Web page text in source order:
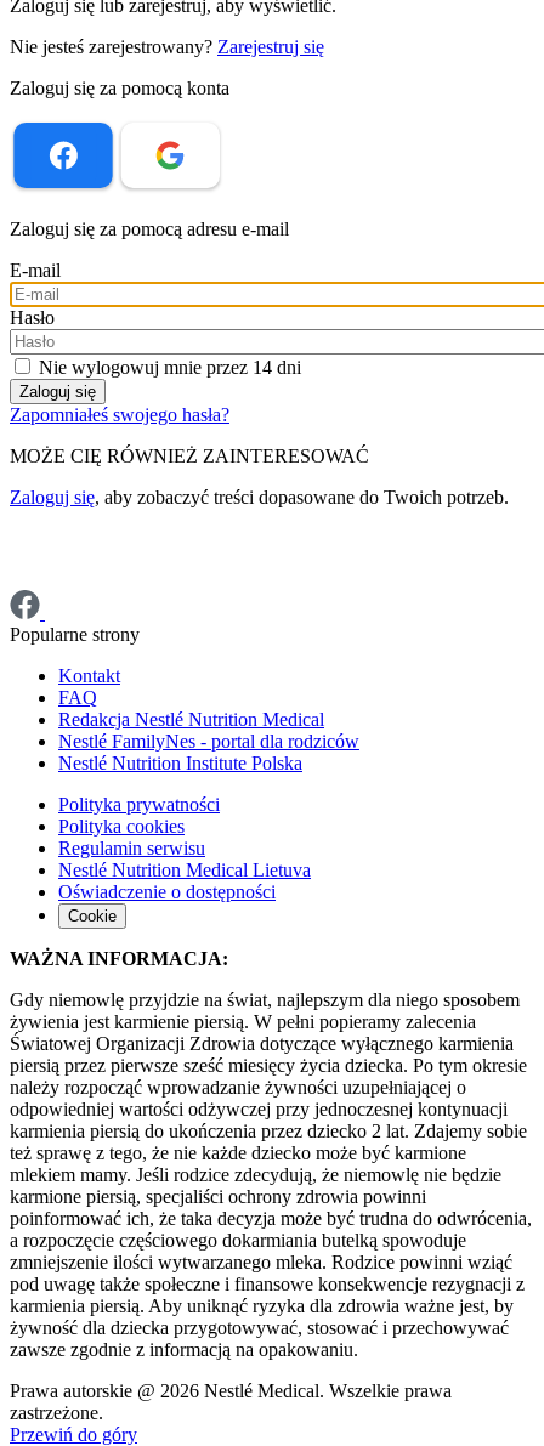
Zaloguj się lub zarejestruj, aby wyświetlić.
Nie jesteś zarejestrowany? Zarejestruj się
Zaloguj się za pomocą konta
Zaloguj się za pomocą adresu e-mail
E-mail
Hasło
Nie wylogowuj mnie przez 14 dni
Zapomniałeś swojego hasła?
MOŻE CIĘ RÓWNIEŻ ZAINTERESOWAĆ
Zaloguj się, aby zobaczyć treści dopasowane do Twoich potrzeb.
Popularne strony
Kontakt
FAQ
Redakcja Nestlé Nutrition Medical
Nestlé FamilyNes - portal dla rodziców
Nestlé Nutrition Institute Polska
Polityka prywatności
Polityka cookies
Regulamin serwisu
Nestlé Nutrition Medical Lietuva
Oświadczenie o dostępności
Cookie
WAŻNA INFORMACJA:
Gdy niemowlę przyjdzie na świat, najlepszym dla niego sposobem
żywienia jest karmienie piersią. W pełni popieramy zalecenia
Światowej Organizacji Zdrowia dotyczące wyłącznego karmienia
piersią przez pierwsze sześć miesięcy życia dziecka. Po tym okresie
należy rozpocząć wprowadzanie żywności uzupełniającej o
odpowiedniej wartości odżywczej przy jednoczesnej kontynuacji
karmienia piersią do ukończenia przez dziecko 2 lat. Zdajemy sobie
też sprawę z tego, że nie każde dziecko może być karmione
mlekiem mamy. Jeśli rodzice zdecydują, że niemowlę nie będzie
karmione piersią, specjaliści ochrony zdrowia powinni
poinformować ich, że taka decyzja może być trudna do odwrócenia,
a rozpoczęcie częściowego dokarmiania butelką spowoduje
zmniejszenie ilości wytwarzanego mleka. Rodzice powinni wziąć
pod uwagę także społeczne i finansowe konsekwencje rezygnacji z
karmienia piersią. Aby uniknąć ryzyka dla zdrowia ważne jest, by
żywność dla dziecka przygotowywać, stosować i przechowywać
zawsze zgodnie z informacją na opakowaniu.
Prawa autorskie @ 2026 Nestlé Medical. Wszelkie prawa
zastrzeżone.
Przewiń do góry